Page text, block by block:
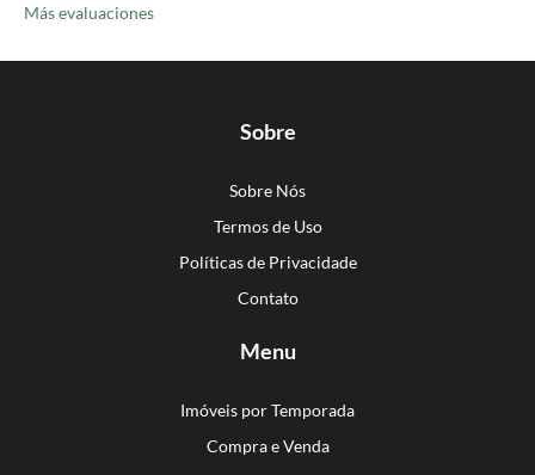
Más evaluaciones
Sobre
Sobre Nós
Termos de Uso
Políticas de Privacidade
Contato
Menu
Imóveis por Temporada
Compra e Venda